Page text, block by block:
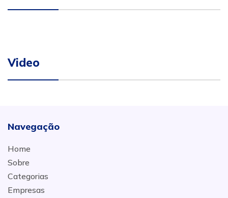
Video
Navegação
Home
Sobre
Categorias
Empresas